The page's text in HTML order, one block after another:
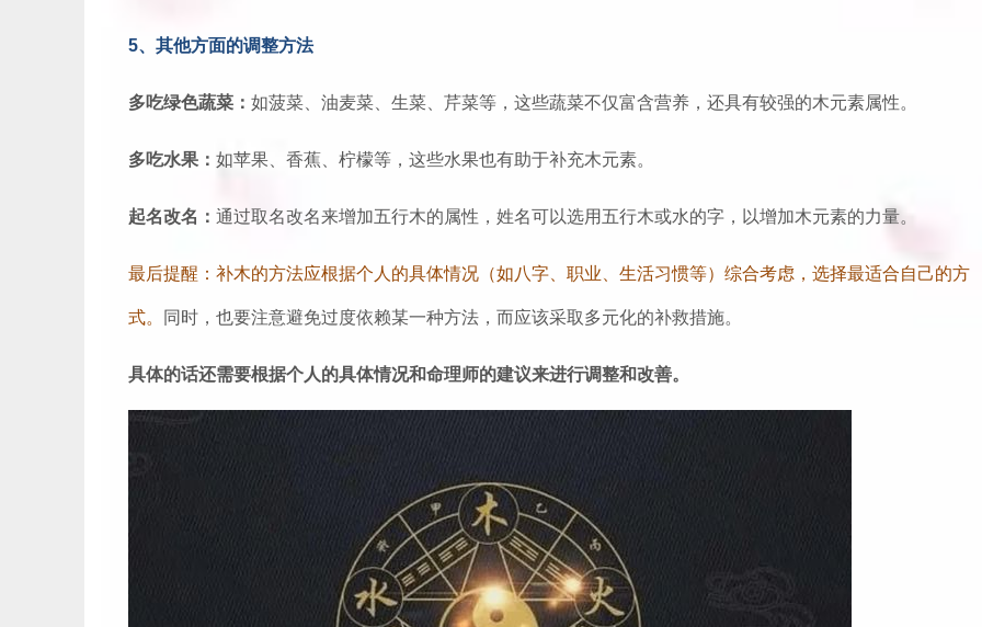
5、其他方面的调整方法
多吃绿色蔬菜： 如菠菜、油麦菜、生菜、芹菜等，这些蔬菜不仅富含营养，还具有较强的木元素属性。
多吃水果： 如苹果、香蕉、柠檬等，这些水果也有助于补充木元素。
起名改名： 通过取名改名来增加五行木的属性，姓名可以选用五行木或水的字，以增加木元素的力量。
最后提醒：补木的方法应根据个人的具体情况（如八字、职业、生活习惯等）综合考虑，选择最适合自己的方
式。 同时，也要注意避免过度依赖某一种方法，而应该采取多元化的补救措施。
具体的话还需要根据个人的具体情况和命理师的建议来进行调整和改善。